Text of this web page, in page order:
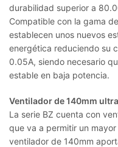
durabilidad superior a
Compatible con la gama
establecen unos nuevos
energética reduciendo su
0.05A, siendo necesario
estable en baja potencia.
Ventilador de 140mm
La serie BZ cuenta con
que va a permitir un
ventilador de 140mm